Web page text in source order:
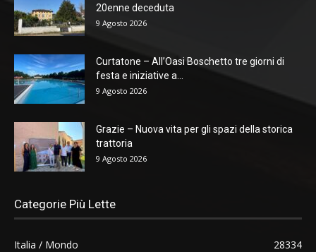
20enne deceduta
9 Agosto 2026
Curtatone – All’Oasi Boschetto tre giorni di
festa e iniziative a...
9 Agosto 2026
Grazie – Nuova vita per gli spazi della storica
trattoria
9 Agosto 2026
Categorie Più Lette
Italia / Mondo
28334